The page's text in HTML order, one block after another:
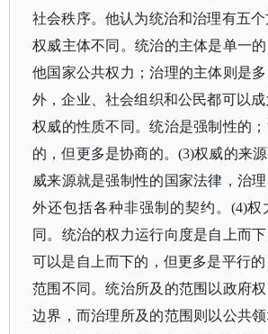
社会秩序。他认为统治和治理有五
权威主体不同。统治的主体是单一
他国家公共权力；治理的主体则是
外，企业、社会组织和公民都可以
权威的性质不同。统治是强制性的
的，但更多是协商的。(3)权威的来
威来源就是强制性的国家法律，治
外还包括各种非强制的契约。(4)权
同。统治的权力运行向度是自上而
可以是自上而下的，但更多是平行
范围不同。统治所及的范围以政府
边界，而治理所及的范围则以公共